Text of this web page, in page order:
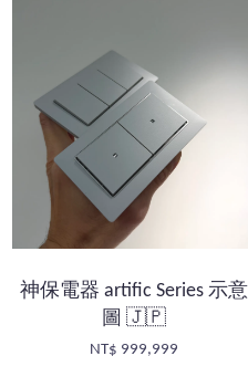
神保電器 artific Series 示意
圖 🇯🇵
NT$ 999,999